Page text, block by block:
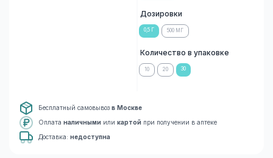
Дозировки
0,5 Г 500 МГ
Количество в упаковке
10 20 30
Бесплатный самовывоз в Москве
Оплата наличными или картой при получении в аптеке
Доставка: недоступна